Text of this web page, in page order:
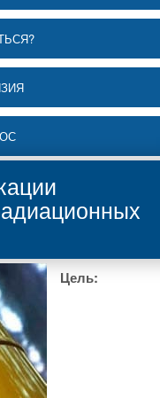
Цель: